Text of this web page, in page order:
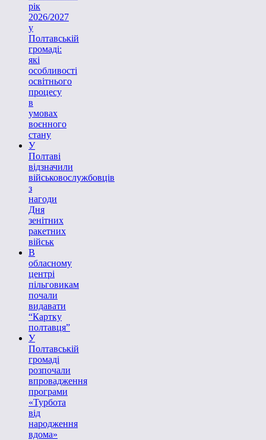
рік
2026/2027
у
Полтавській
громаді:
які
особливості
освітнього
процесу
в
умовах
воєнного
стану
У
Полтаві
відзначили
військовослужбовців
з
нагоди
Дня
зенітних
ракетних
військ
В
обласному
центрі
пільговикам
почали
видавати
“Картку
полтавця”
У
Полтавській
громаді
розпочали
впровадження
програми
«Турбота
від
народження
вдома»